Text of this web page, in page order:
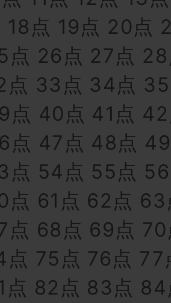
18点 19点 20点
点 26点 27点
点 33点 34点
点 40点 41点
点 47点 48点
点 54点 55点
点 61点 62点 63
点 68点 69点
点 75点 76点 77
点 82点 83点 84